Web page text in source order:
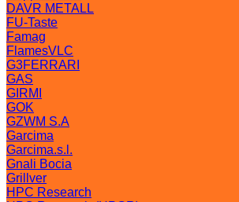
DAVR METALL
FU-Taste
Famag
FlamesVLC
G3FERRARI
GAS
GIRMI
GOK
GZWM S.A
Garcima
Garcima.s.l.
Gnali Bocia
Grillver
HPC Research